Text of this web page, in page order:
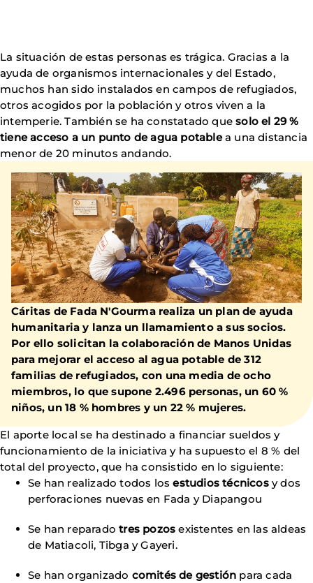
La situación de estas personas es trágica. Gracias a la
ayuda de organismos internacionales y del Estado,
muchos han sido instalados en campos de refugiados,
otros acogidos por la población y otros viven a la
intemperie. También se ha constatado que solo el 29 %
tiene acceso a un punto de agua potablea una distancia
menor de 20 minutos andando.
Cáritas de Fada N'Gourma realiza un plan de ayuda
humanitaria y lanza un llamamiento a sus socios.
Por ello solicitan la colaboración de Manos Unidas
para mejorar el acceso al agua potable de 312
familias de refugiados, con una media de ocho
miembros, lo que supone 2.496 personas, un 60 %
niños, un 18 % hombres y un 22 % mujeres.
El aporte local se ha destinado a financiar sueldos y
funcionamiento de la iniciativa y ha supuesto el 8 % del
total del proyecto, que ha consistido en lo siguiente:
Se han realizado todos los estudios técnicosy dos
perforaciones nuevas en Fada y Diapangou
Se han reparadotres pozos existentes en las aldeas
de Matiacoli, Tibga y Gayeri.
Se han organizado comités de gestión para cada